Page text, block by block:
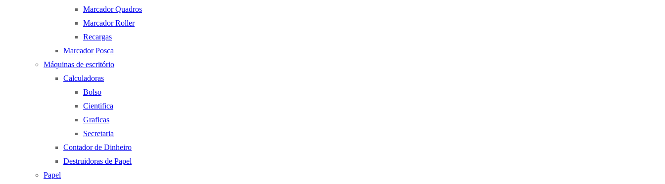
Marcador Quadros
Marcador Roller
Recargas
Marcador Posca
Máquinas de escritório
Calculadoras
Bolso
Cientifica
Graficas
Secretaria
Contador de Dinheiro
Destruidoras de Papel
Papel